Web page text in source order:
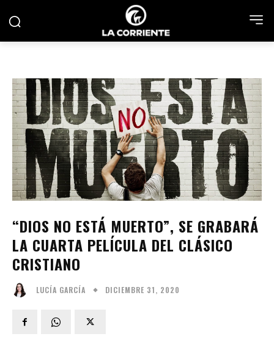
“DIOS NO ESTÁ MUERTO”, SE GRABARÁ
LA CUARTA PELÍCULA DEL CLÁSICO
CRISTIANO
LUCÍA GARCÍA DICIEMBRE 31, 2020